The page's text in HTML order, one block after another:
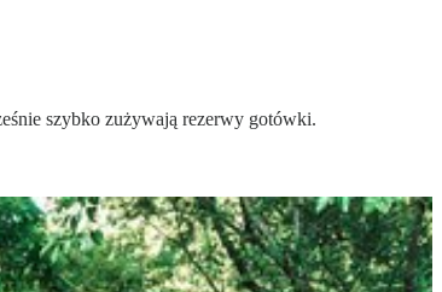
szybko zużywają rezerwy gotówki.